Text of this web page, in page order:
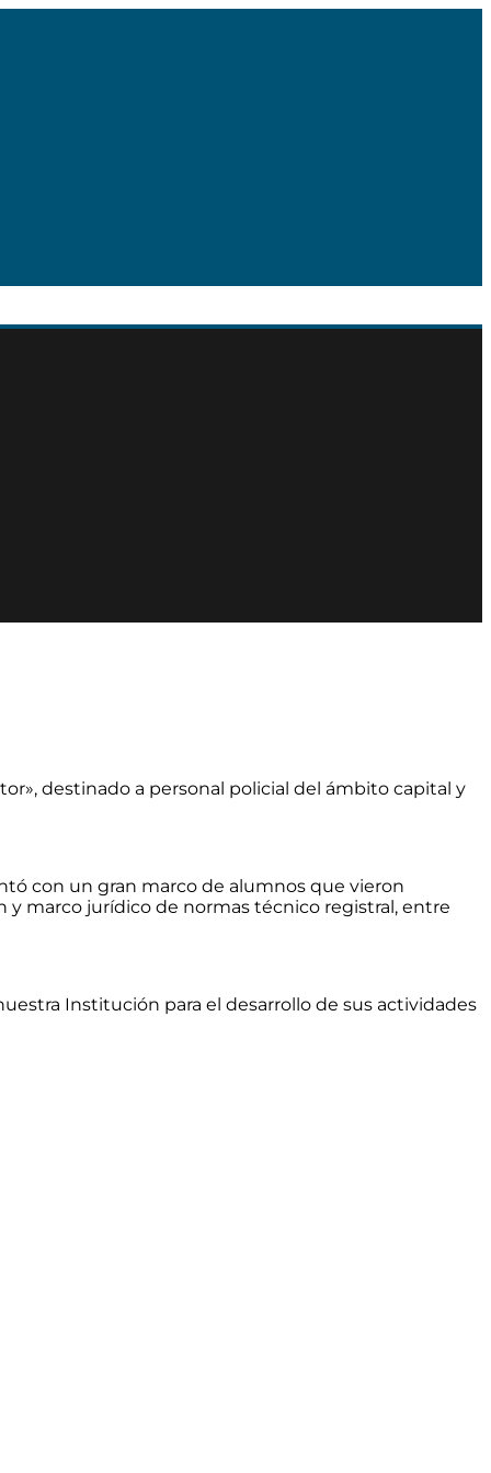
destinado a personal policial del ámbito capital y
con un gran marco de alumnos que vieron
marco jurídico de normas técnico registral, entre
Institución para el desarrollo de sus actividades